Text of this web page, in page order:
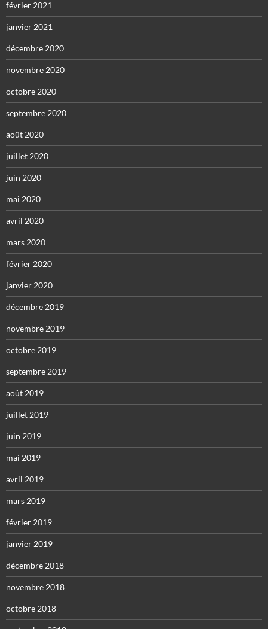
février 2021
janvier 2021
décembre 2020
novembre 2020
octobre 2020
septembre 2020
août 2020
juillet 2020
juin 2020
mai 2020
avril 2020
mars 2020
février 2020
janvier 2020
décembre 2019
novembre 2019
octobre 2019
septembre 2019
août 2019
juillet 2019
juin 2019
mai 2019
avril 2019
mars 2019
février 2019
janvier 2019
décembre 2018
novembre 2018
octobre 2018